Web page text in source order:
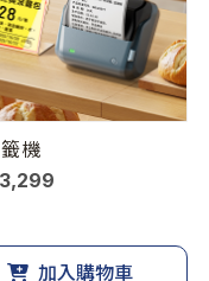
機
加入購物車